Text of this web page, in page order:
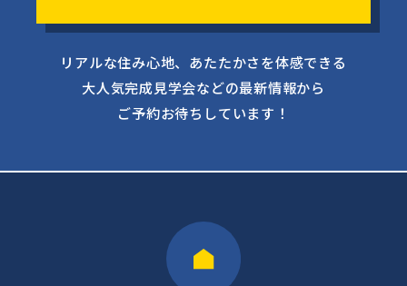
リアルな住み心地、あたたかさを体感できる
大人気完成見学会などの最新情報から
ご予約お待ちしています！